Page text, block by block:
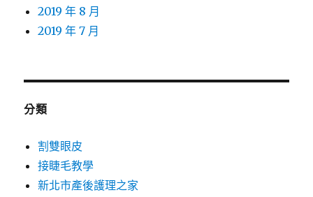
2019 年 8 月
2019 年 7 月
分類
割雙眼皮
接睫毛教學
新北市產後護理之家